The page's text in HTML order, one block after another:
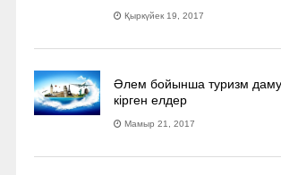
Қыркүйек 19, 2017
Әлем бойынша туризм
кірген елдер
Мамыр 21, 2017